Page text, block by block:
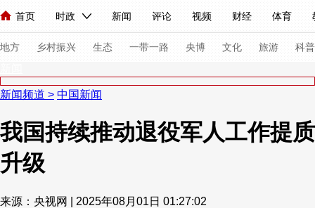
首页 时政 新闻 评论 视频 财经 体育
人民领袖习近平 联播+ 中国领导人 央视快评 习式妙语
直播 栏目大全 节目单 听音 微视频 主持人
海外频道 iPanda English Монгол
地方 乡村振兴 生态 一带一路 央博 文化 旅游 科普
总台春晚 网络春晚
新闻
新闻频道 > 中国新闻
我国持续推动退役军人工作提质
升级
来源：央视网 | 2025年08月01日 01:27:02